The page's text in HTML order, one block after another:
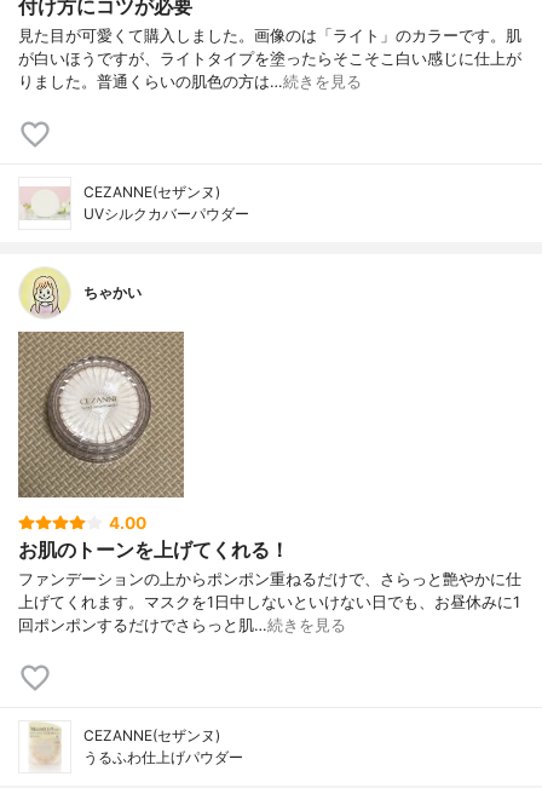
付け方にコツが必要
見た目が可愛くて購入しました。画像のは「ライト」のカラーです。肌
が白いほうですが、ライトタイプを塗ったらそこそこ白い感じに仕上が
りました。普通くらいの肌色の方は…続きを見る
CEZANNE(セザンヌ)
UVシルクカバーパウダー
ちゃかい
4.00
お肌のトーンを上げてくれる！
ファンデーションの上からポンポン重ねるだけで、さらっと艶やかに仕
上げてくれます。マスクを1日中しないといけない日でも、お昼休みに1
回ポンポンするだけでさらっと肌…続きを見る
CEZANNE(セザンヌ)
うるふわ仕上げパウダー